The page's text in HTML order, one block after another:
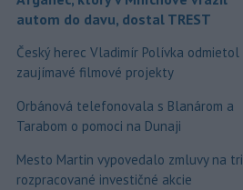
autom do davu, dostal TREST
Český herec Vladimír Polívka odmietol
zaujímavé filmové projekty
Orbánová telefonovala s Blanárom a
Tarabom o pomoci na Dunaji
Mesto Martin vypovedalo zmluvy na tri
rozpracované investičné akcie